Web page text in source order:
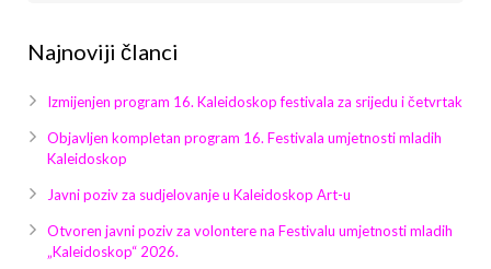
Galerija 2022
Galerija 2023
Galerija 2024
Galerija 2025
Najnoviji članci
Izmijenjen program 16. Kaleidoskop festivala za srijedu i četvrtak
Objavljen kompletan program 16. Festivala umjetnosti mladih
Kaleidoskop
Javni poziv za sudjelovanje u Kaleidoskop Art-u
Otvoren javni poziv za volontere na Festivalu umjetnosti mladih
„Kaleidoskop“ 2026.